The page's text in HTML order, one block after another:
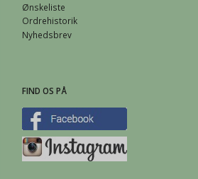
Ønskeliste
Ordrehistorik
Nyhedsbrev
FIND OS PÅ